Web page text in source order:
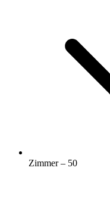
Zimmer – 50